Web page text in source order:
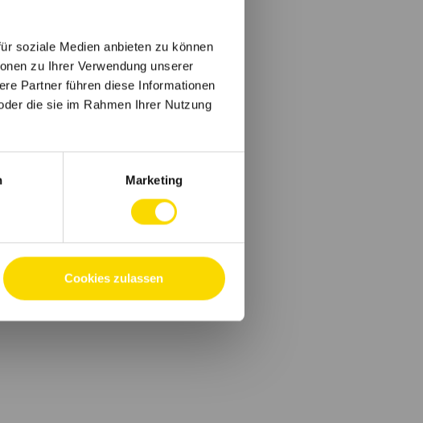
soziale Medien anbieten zu können
zu Ihrer Verwendung unserer
Partner führen diese Informationen
die sie im Rahmen Ihrer Nutzung
Marketing
Cookies zulassen